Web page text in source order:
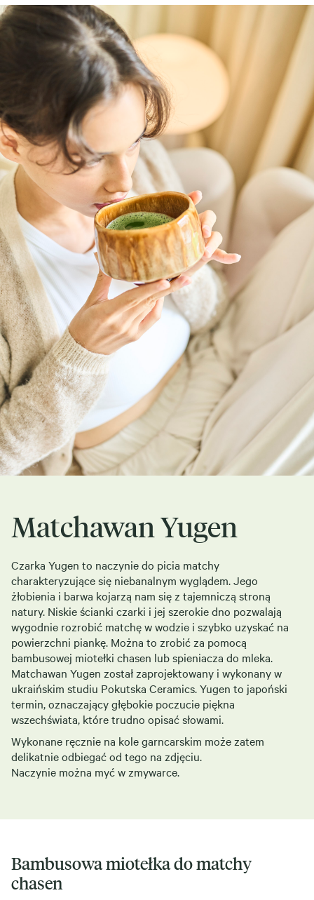
Matchawan Yugen
Czarka Yugen to naczynie do picia matchy
charakteryzujące się niebanalnym wyglądem. Jego
żłobienia i barwa kojarzą nam się z tajemniczą stroną
natury. Niskie ścianki czarki i jej szerokie dno pozwalają
wygodnie rozrobić matchę w wodzie i szybko uzyskać na
powierzchni piankę. Można to zrobić za pomocą
bambusowej miotełki chasen lub spieniacza do mleka.
Matchawan Yugen został zaprojektowany i wykonany w
ukraińskim studiu Pokutska Ceramics. Yugen to japoński
termin, oznaczający głębokie poczucie piękna
wszechświata, które trudno opisać słowami.
Wykonane ręcznie na kole garncarskim może zatem
delikatnie odbiegać od tego na zdjęciu.
Naczynie można myć w zmywarce.
Bambusowa miotełka do matchy
chasen